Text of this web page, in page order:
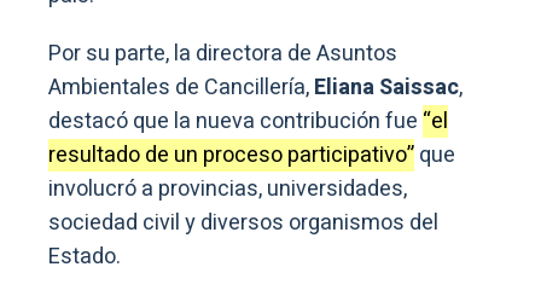
Por su parte, la directora de Asuntos
Ambientales de Cancillería,Eliana Saissac,
destacó que la nueva contribución fue “el
resultado de un proceso participativo”que
involucró a provincias, universidades,
sociedad civil y diversos organismos del
Estado.